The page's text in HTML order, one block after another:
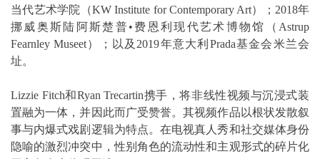
当代艺术学院（KW Institute for Contemporary Art）；2018年
挪威奥斯陆阿斯楚普•费恩利现代艺术博物馆（Astrup
Fearnley Museet）；以及2019年意大利Prada基金会米兰会
址。
Lizzie Fitch和Ryan Trecartin携手，将非线性视频与沉浸式装
置融为一体，并因此而广受赞誉。其视频作品以根状发散叙
事与内爆式戏剧逻辑为特点。在电视真人秀和社交媒体身份
隐喻的激烈冲突中，性别角色的流动性和主观形式的碎片化